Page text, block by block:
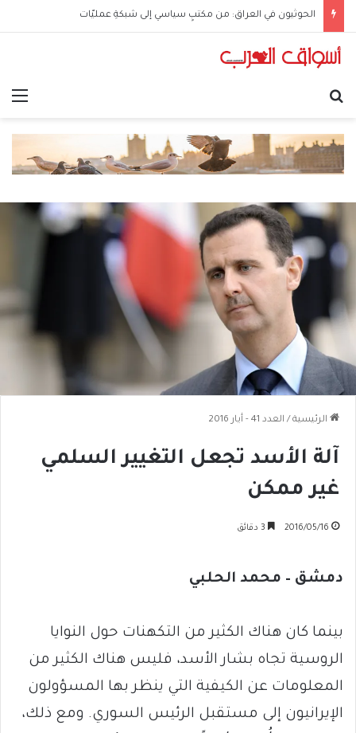
الحوثيون في العراق: من مكتبٍ سياسي إلى شبكةِ عمليّات
الرئيسية / العدد 41 - أيار 2016
آلة الأسد تجعل التغيير السلمي
غير ممكن
2016/05/16
دمشق – محمد الحلبي
بينما كان هناك الكثير من التكهنات حول النوايا
الروسية تجاه بشار الأسد، فليس هناك الكثير من
المعلومات عن الكيفية التي ينظر بها المسؤولون
الإيرانيون إلى مستقبل الرئيس السوري. ومع ذلك،